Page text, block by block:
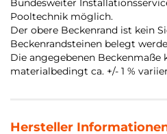
Bundesweiter
Pooltechnik möglich.
Der obere Beckenrand ist kein
Beckenrandsteinen belegt
Die angegebenen
materialbedingt ca. +/- 1 %
Hersteller